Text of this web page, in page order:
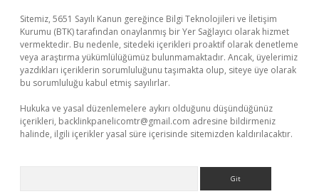
Sitemiz, 5651 Sayılı Kanun gereğince Bilgi Teknolojileri ve İletişim
Kurumu (BTK) tarafından onaylanmış bir Yer Sağlayıcı olarak hizmet
vermektedir. Bu nedenle, sitedeki içerikleri proaktif olarak denetleme
veya araştırma yükümlülüğümüz bulunmamaktadır. Ancak, üyelerimiz
yazdıkları içeriklerin sorumluluğunu taşımakta olup, siteye üye olarak
bu sorumluluğu kabul etmiş sayılırlar.
Hukuka ve yasal düzenlemelere aykırı olduğunu düşündüğünüz
içerikleri, backlinkpanelicomtr@gmail.com adresine bildirmeniz
halinde, ilgili içerikler yasal süre içerisinde sitemizden kaldırılacaktır.